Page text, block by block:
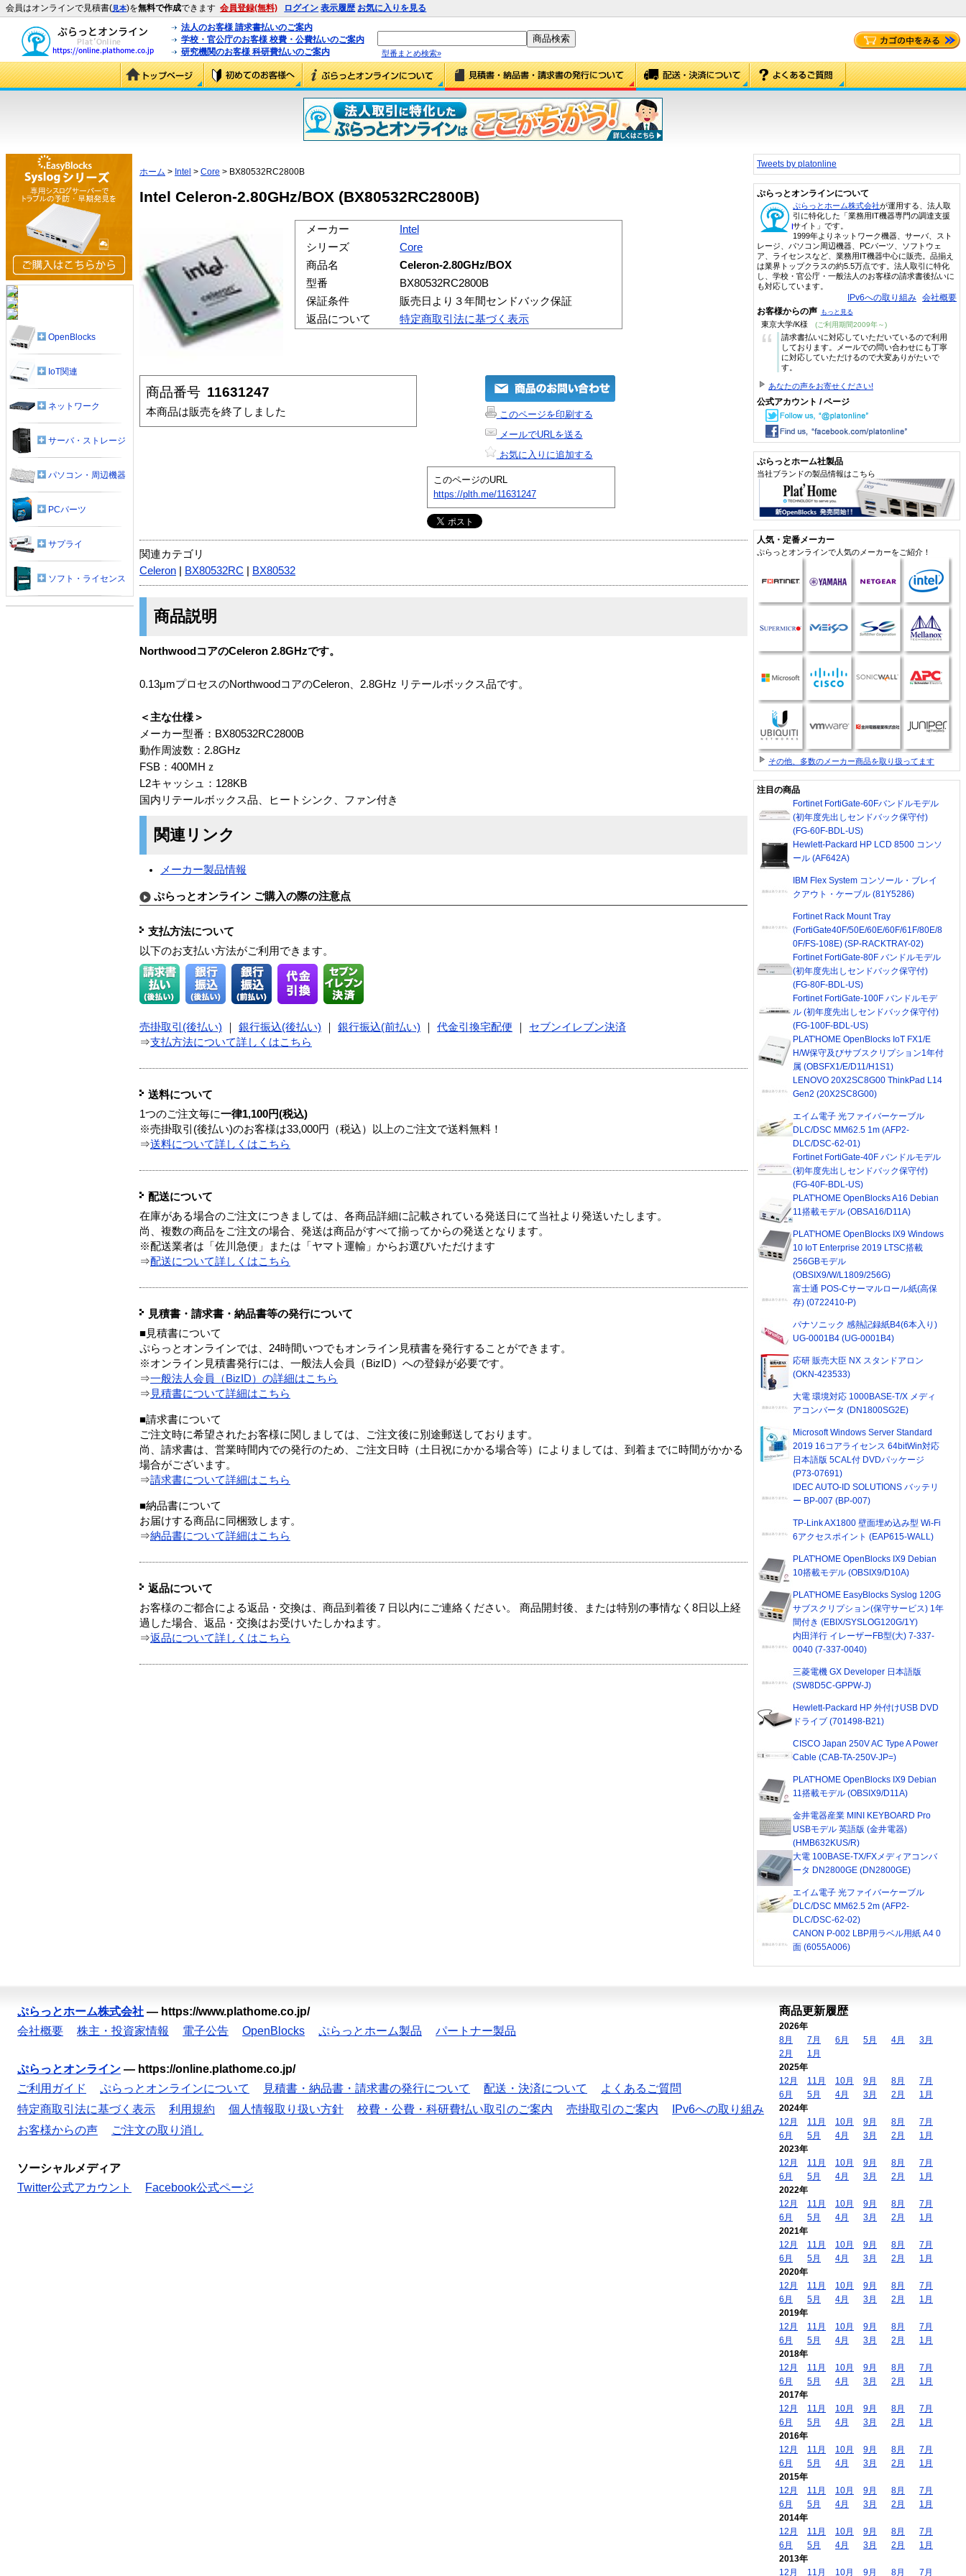
会員はオンラインで見積書(見本)を無料で作成できます 会員登録(無料) ログイン 表示履歴 お気に入りを見る
法人のお客様 請求書払いのご案内
学校・官公庁のお客様 校費・公費払いのご案内
研究機関のお客様 科研費払いのご案内
型番まとめ検索»
ホーム > Intel > Core > BX80532RC2800B
Intel Celeron-2.80GHz/BOX (BX80532RC2800B)
メーカー
Intel
シリーズ
Core
商品名
Celeron-2.80GHz/BOX
型番
BX80532RC2800B
保証条件
販売日より３年間センドバック保証
返品について
特定商取引法に基づく表示
商品番号 11631247
本商品は販売を終了しました
このページを印刷する
メールでURLを送る
お気に入りに追加する
このページのURL
https://plth.me/11631247
関連カテゴリ
Celeron
BX80532RC BX80532
商品説明
NorthwoodコアのCeleron 2.8GHzです。
0.13μmプロセスのNorthwoodコアのCeleron、2.8GHz リテールボックス品です。
＜主な仕様＞
メーカー型番：BX80532RC2800B
動作周波数：2.8GHz
FSB：400MHｚ
L2キャッシュ：128KB
国内リテールボックス品、ヒートシンク、ファン付き
関連リンク
メーカー製品情報
ぷらっとオンライン ご購入の際の注意点
支払方法について
以下のお支払い方法がご利用できます。
売掛取引(後払い) 銀行振込(後払い) 銀行振込(前払い) 代金引換宅配便
セブンイレブン決済
⇒支払方法について詳しくはこちら
送料について
1つのご注文毎に一律1,100円(税込)
※売掛取引(後払い)のお客様は33,000円（税込）以上のご注文で送料無料！
⇒送料について詳しくはこちら
配送について
在庫がある場合のご注文につきましては、各商品詳細に記載されている発送日にて当社より発送いたします。
尚、複数の商品をご注文の場合、発送は商品がすべて揃ってからの発送となります。
※配送業者は「佐川急便」または「ヤマト運輸」からお選びいただけます
⇒配送について詳しくはこちら
見積書・請求書・納品書等の発行について
■見積書について
ぷらっとオンラインでは、24時間いつでもオンライン見積書を発行することができます。
※オンライン見積書発行には、一般法人会員（BizID）への登録が必要です。
⇒一般法人会員（BizID）の詳細はこちら
⇒ 見積書について詳細はこちら
■請求書について
ご注文時に希望されたお客様に関しましては、ご注文後に別途郵送しております。
尚、請求書は、営業時間内での発行のため、ご注文日時（土日祝にかかる場合等）によりましては、到着までに時間がかかる
場合がございます。
⇒請求書について詳細はこちら
■納品書について
お届けする商品に同梱致します。
⇒納品書について詳細はこちら
返品について
お客様のご都合による返品・交換は、商品到着後７日以内にご連絡ください。 商品開封後、または特別の事情なく8日以上経
過した場合、返品・交換はお受けいたしかねます。
⇒返品について詳しくはこちら
OpenBlocks
IoT関連
ネットワーク
サーバ・ストレージ
パソコン・周辺機器
PCパーツ
サプライ
ソフト・ライセンス
Tweets by platonline
ぷらっとオンラインについて
ぷらっとホーム株式会社が運用する、法人取
引に特化した「業務用IT機器専門の調達支援
サイト」です。
1999年よりネットワーク機器、サーバ、スト
レージ、パソコン周辺機器、PCパーツ、ソフトウェ
ア、ライセンスなど、業務用IT機器中心に販売。品揃え
は業界トップクラスの約5.5万点です。法人取引に特化
し、学校・官公庁・一般法人のお客様の請求書後払いに
も対応しています。
IPv6への取り組み 会社概要
お客様からの声 もっと見る
東京大学/K様 (ご利用期間2009年～)
“
請求書払いに対応していただいているので利用
しております。メールでの問い合わせにも丁寧
に対応していただけるので大変ありがたいで
す。
あなたの声をお寄せください!
公式アカウント / ページ
ぷらっとホーム社製品
当社ブランドの製品情報はこちら
人気・定番メーカー
ぷらっとオンラインで人気のメーカーをご紹介！
その他、多数のメーカー商品を取り扱ってます
注目の商品
Fortinet FortiGate-60Fバンドルモデル
(初年度先出しセンドバック保守付)
(FG-60F-BDL-US)
Hewlett-Packard HP LCD 8500 コンソ
ール (AF642A)
IBM Flex System コンソール・ブレイ
クアウト・ケーブル (81Y5286)
Fortinet Rack Mount Tray
(FortiGate40F/50E/60E/60F/61F/80E/8
0F/FS-108E) (SP-RACKTRAY-02)
Fortinet FortiGate-80F バンドルモデル
(初年度先出しセンドバック保守付)
(FG-80F-BDL-US)
Fortinet FortiGate-100F バンドルモデ
ル (初年度先出しセンドバック保守付)
(FG-100F-BDL-US)
PLAT'HOME OpenBlocks IoT FX1/E
H/W保守及びサブスクリプション1年付
属 (OBSFX1/E/D11/H1S1)
LENOVO 20X2SC8G00 ThinkPad L14
Gen2 (20X2SC8G00)
エイム電子 光ファイバーケーブル
DLC/DSC MM62.5 1m (AFP2-
DLC/DSC-62-01)
Fortinet FortiGate-40F バンドルモデル
(初年度先出しセンドバック保守付)
(FG-40F-BDL-US)
PLAT'HOME OpenBlocks A16 Debian
11搭載モデル (OBSA16/D11A)
PLAT'HOME OpenBlocks IX9 Windows
10 IoT Enterprise 2019 LTSC搭載
256GBモデル
(OBSIX9/W/L1809/256G)
富士通 POS-Cサーマルロール紙(高保
存) (0722410-P)
パナソニック 感熱記録紙B4(6本入り)
UG-0001B4 (UG-0001B4)
応研 販売大臣 NX スタンドアロン
(OKN-423533)
大電 環境対応 1000BASE-T/X メディ
アコンバータ (DN1800SG2E)
Microsoft Windows Server Standard
2019 16コアライセンス 64bitWin対応
日本語版 5CAL付 DVDパッケージ
(P73-07691)
IDEC AUTO-ID SOLUTIONS バッテリ
ー BP-007 (BP-007)
TP-Link AX1800 壁面埋め込み型 Wi-Fi
6アクセスポイント (EAP615-WALL)
PLAT'HOME OpenBlocks IX9 Debian
10搭載モデル (OBSIX9/D10A)
PLAT'HOME EasyBlocks Syslog 120G
サブスクリプション(保守サービス) 1年
間付き (EBIX/SYSLOG120G/1Y)
内田洋行 イレーザーFB型(大) 7-337-
0040 (7-337-0040)
三菱電機 GX Developer 日本語版
(SW8D5C-GPPW-J)
Hewlett-Packard HP 外付けUSB DVD
ドライブ (701498-B21)
CISCO Japan 250V AC Type A Power
Cable (CAB-TA-250V-JP=)
PLAT'HOME OpenBlocks IX9 Debian
11搭載モデル (OBSIX9/D11A)
金井電器産業 MINI KEYBOARD Pro
USBモデル 英語版 (金井電器)
(HMB632KUS/R)
大電 100BASE-TX/FXメディアコンバ
ータ DN2800GE (DN2800GE)
エイム電子 光ファイバーケーブル
DLC/DSC MM62.5 2m (AFP2-
DLC/DSC-62-02)
CANON P-002 LBP用ラベル用紙 A4 0
面 (6055A006)
ぷらっとホーム株式会社 — https://www.plathome.co.jp/
会社概要
株主・投資家情報 電子公告 OpenBlocks ぷらっとホーム製品 パートナー製品
ぷらっとオンライン — https://online.plathome.co.jp/
ご利用ガイド
ぷらっとオンラインについて 見積書・納品書・請求書の発行について 配送・決済について
よくあるご質問
特定商取引法に基づく表示
利用規約 個人情報取り扱い方針 校費・公費・科研費払い取引のご案内 売掛取引のご案内
IPv6への取り組み
お客様からの声
ご注文の取り消し
ソーシャルメディア
Twitter公式アカウント
Facebook公式ページ
商品更新履歴
2026年
8月
7月 6月 5月 4月
3月
2月
1月
2025年
12月
11月 10月 9月 8月
7月
6月
5月 4月 3月 2月
1月
2024年
12月
11月 10月 9月 8月
7月
6月
5月 4月 3月 2月
1月
2023年
12月
11月 10月 9月 8月
7月
6月
5月 4月 3月 2月
1月
2022年
12月
11月 10月 9月 8月
7月
6月
5月 4月 3月 2月
1月
2021年
12月
11月 10月 9月 8月
7月
6月
5月 4月 3月 2月
1月
2020年
12月
11月 10月 9月 8月
7月
6月
5月 4月 3月 2月
1月
2019年
12月
11月 10月 9月 8月
7月
6月
5月 4月 3月 2月
1月
2018年
12月
11月 10月 9月 8月
7月
6月
5月 4月 3月 2月
1月
2017年
12月
11月 10月 9月 8月
7月
6月
5月 4月 3月 2月
1月
2016年
12月
11月 10月 9月 8月
7月
6月
5月 4月 3月 2月
1月
2015年
12月
11月 10月 9月 8月
7月
6月
5月 4月 3月 2月
1月
2014年
12月
11月 10月 9月 8月
7月
6月
5月 4月 3月 2月
1月
2013年
12月
11月 10月 9月 8月 7月